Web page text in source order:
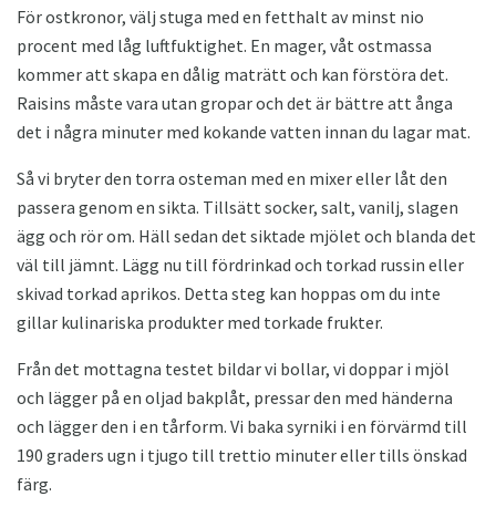
För ostkronor, välj stuga med en fetthalt av minst nio
procent med låg luftfuktighet. En mager, våt ostmassa
kommer att skapa en dålig maträtt och kan förstöra det.
Raisins måste vara utan gropar och det är bättre att ånga
det i några minuter med kokande vatten innan du lagar mat.
Så vi bryter den torra osteman med en mixer eller låt den
passera genom en sikta. Tillsätt socker, salt, vanilj, slagen
ägg och rör om. Häll sedan det siktade mjölet och blanda det
väl till jämnt. Lägg nu till fördrinkad och torkad russin eller
skivad torkad aprikos. Detta steg kan hoppas om du inte
gillar kulinariska produkter med torkade frukter.
Från det mottagna testet bildar vi bollar, vi doppar i mjöl
och lägger på en oljad bakplåt, pressar den med händerna
och lägger den i en tårform. Vi baka syrniki i en förvärmd till
190 graders ugn i tjugo till trettio minuter eller tills önskad
färg.